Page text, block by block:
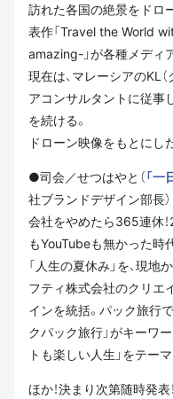
訪れた各国の絶景をドロ
表作「Travel the World
amazing-」が各種メディ
現在は、マレーシアのKL
アコンサルタントに従事
を続ける。
ドローン映像をもとにし
●司会／せつはやと（「一
社ブランドデザイン部長）
会社をやめたら365連休
もYouTubeも無かった時
「人生の夏休み」を、現
フティ株式会社のクリエ
インを統括。パック旅行
クパック旅行」がキーワ
トも楽しい人生」をテーマ
ほか！決まり次第随時発表！